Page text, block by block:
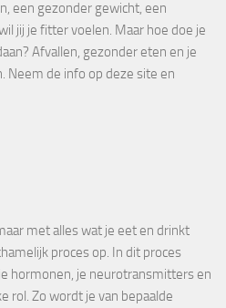
een gezonder gewicht, een
jij je fitter voelen. Maar hoe doe je
Afvallen, gezonder eten en je
Neem de info op deze site en
met alles wat je eet en drinkt
proces op. In dit proces
hormonen, je neurotransmitters en
rol. Zo wordt je van bepaalde